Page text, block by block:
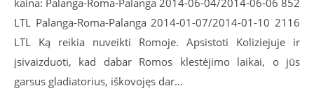
kaina: Palanga-Roma-Palanga 2014-06-04/2014-06-06 852
LTL Palanga-Roma-Palanga 2014-01-07/2014-01-10 2116
LTL Ką reikia nuveikti Romoje. Apsistoti Koliziejuje ir
įsivaizduoti, kad dabar Romos klestėjimo laikai, o jūs
garsus gladiatorius, iškovojęs dar…